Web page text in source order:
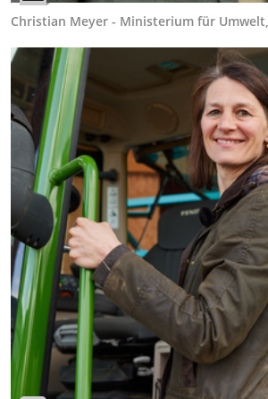
Christian Meyer - Ministerium für